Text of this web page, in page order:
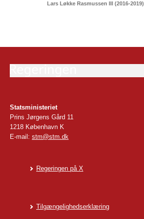
Lars Løkke Rasmussen III (2016-2019)
Statsministeriet
Prins Jørgens Gård 11
1218 København K
E-mail: stm@stm.dk
Regeringen på X
Tilgængelighedserklæring